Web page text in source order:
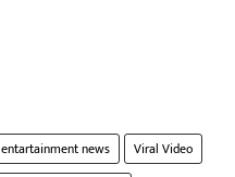
entartainment news
Viral Video